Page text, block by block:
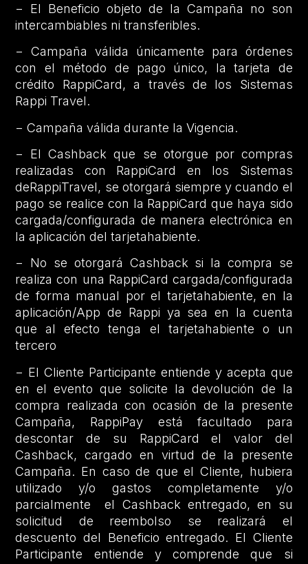
− El Beneficio objeto de la Campaña no son
intercambiables ni transferibles.
− Campaña válida únicamente para órdenes
con el método de pago único, la tarjeta de
crédito RappiCard, a través de los Sistemas
Rappi Travel.
− Campaña válida durante la Vigencia.
− El Cashback que se otorgue por compras
realizadas con RappiCard en los Sistemas
deRappiTravel, se otorgará siempre y cuando el
pago se realice con la RappiCard que haya sido
cargada/configurada de manera electrónica en
la aplicación del tarjetahabiente.
− No se otorgará Cashback si la compra se
realiza con una RappiCard cargada/configurada
de forma manual por el tarjetahabiente, en la
aplicación/App de Rappi ya sea en la cuenta
que al efecto tenga el tarjetahabiente o un
tercero
− El Cliente Participante entiende y acepta que
en el evento que solicite la devolución de la
compra realizada con ocasión de la presente
Campaña, RappiPay está facultado para
descontar de su RappiCard el valor del
Cashback, cargado en virtud de la presente
Campaña. En caso de que el Cliente, hubiera
utilizado y/o gastos completamente y/o
parcialmente el Cashback entregado, en su
solicitud de reembolso se realizará el
descuento del Beneficio entregado. El Cliente
Participante entiende y comprende que si